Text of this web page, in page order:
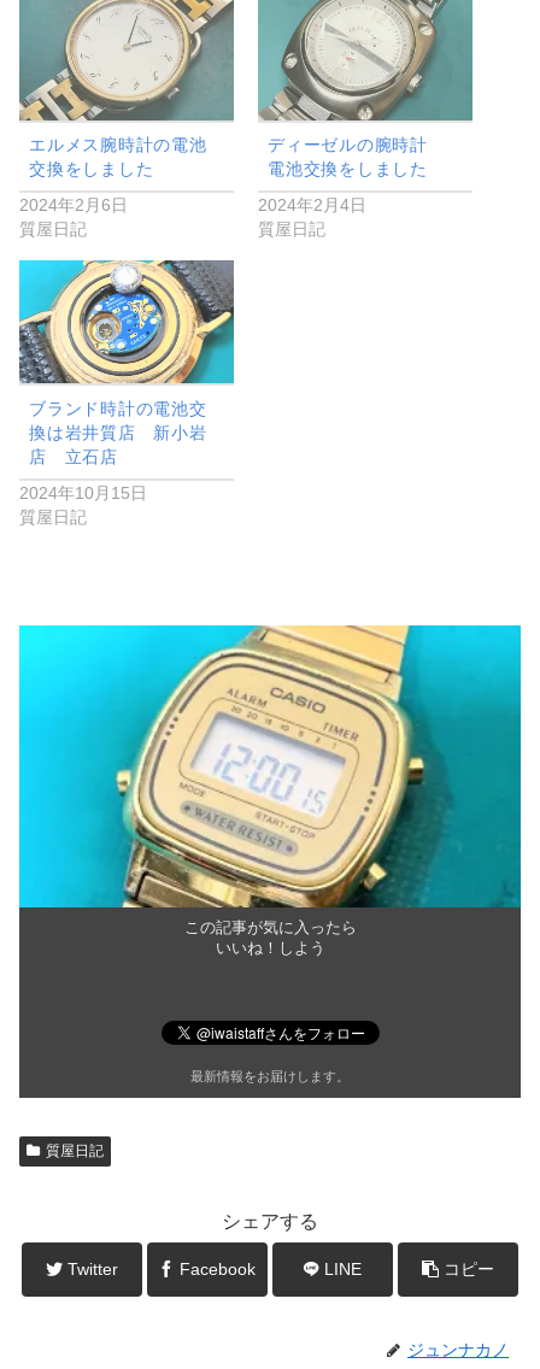
エルメス腕時計の電池
交換をしました
2024年2月6日
質屋日記
ディーゼルの腕時計
電池交換をしました
2024年2月4日
質屋日記
ブランド時計の電池交
換は岩井質店 新小岩
店 立石店
2024年10月15日
質屋日記
この記事が気に入ったら
いいね！しよう
最新情報をお届けします。
質屋日記
シェアする
Twitter Facebook LINE コピー
ジュンナカノ